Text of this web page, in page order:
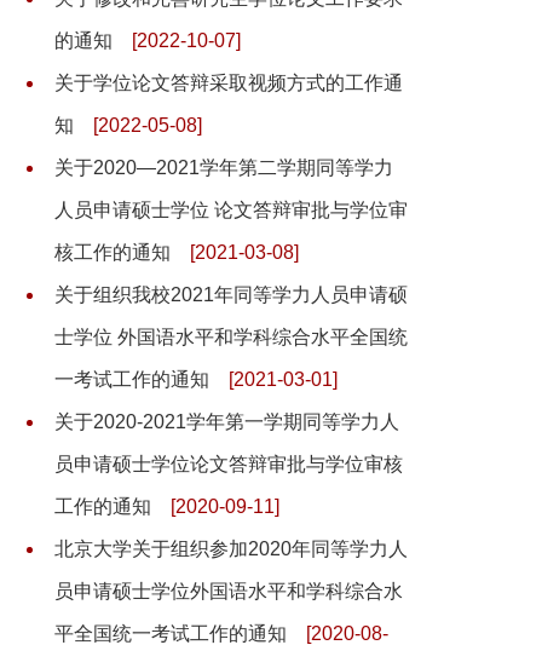
的通知 [2022-10-07]
关于学位论文答辩采取视频方式的工作通
知 [2022-05-08]
关于2020—2021学年第二学期同等学力
人员申请硕士学位 论文答辩审批与学位审
核工作的通知 [2021-03-08]
关于组织我校2021年同等学力人员申请硕
士学位 外国语水平和学科综合水平全国统
一考试工作的通知 [2021-03-01]
关于2020-2021学年第一学期同等学力人
员申请硕士学位论文答辩审批与学位审核
工作的通知 [2020-09-11]
北京大学关于组织参加2020年同等学力人
员申请硕士学位外国语水平和学科综合水
平全国统一考试工作的通知 [2020-08-